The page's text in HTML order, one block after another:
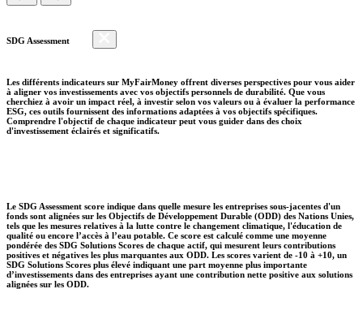
SDG Assessment
Les différents indicateurs sur MyFairMoney offrent diverses perspectives pour vous aider
à aligner vos investissements avec vos objectifs personnels de durabilité. Que vous
cherchiez à avoir un impact réel, à investir selon vos valeurs ou à évaluer la performance
ESG, ces outils fournissent des informations adaptées à vos objectifs spécifiques.
Comprendre l'objectif de chaque indicateur peut vous guider dans des choix
d'investissement éclairés et significatifs.
Le SDG Assessment score indique dans quelle mesure les entreprises sous-jacentes d'un
fonds sont alignées sur les Objectifs de Développement Durable (ODD) des Nations Unies,
tels que les mesures relatives à la lutte contre le changement climatique, l'éducation de
qualité ou encore l’accès à l’eau potable. Ce score est calculé comme une moyenne
pondérée des SDG Solutions Scores de chaque actif, qui mesurent leurs contributions
positives et négatives les plus marquantes aux ODD. Les scores varient de -10 à +10, un
SDG Solutions Scores plus élevé indiquant une part moyenne plus importante
d’investissements dans des entreprises ayant une contribution nette positive aux solutions
alignées sur les ODD.